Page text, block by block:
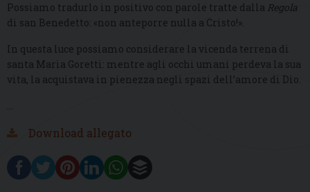
Possiamo tradurlo in positivo con parole tratte dalla Regola
di san Benedetto: «non anteporre nulla a Cristo!».
In questa luce possiamo considerare la vicenda terrena di
santa Maria Goretti: mentre agli occhi umani perdeva la sua
vita, la acquistava in pienezza negli spazi dell’amore di Dio.
…
Download allegato